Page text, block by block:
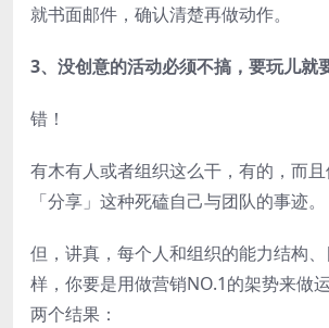
就书面邮件，确认清楚再做动作。
3、没创意的活动必须不搞，要玩儿就
错！
有木有人或者组织这么干，有的，而
「分享」这种死磕自己与团队的事迹。
但，讲真，每个人和组织的能力结构
样，你要是用做营销NO.1的架势来做
两个结果：